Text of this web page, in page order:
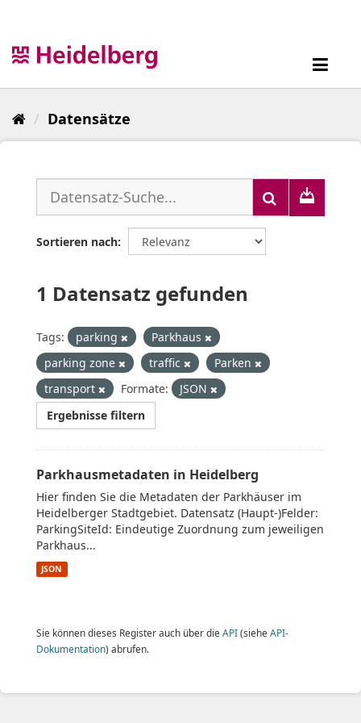
Datensätze
Sortieren nach
1 Datensatz gefunden
Tags: parking
Parkhaus
parking zone
traffic
Parken
transport
Formate:
JSON
Ergebnisse filtern
Parkhausmetadaten in Heidelberg
Hier finden Sie die Metadaten der Parkhäuser im
Heidelberger Stadtgebiet. Datensatz (Haupt-)Felder:
ParkingSiteId: Eindeutige Zuordnung zum jeweiligen
Parkhaus...
JSON
Sie können dieses Register auch über die API(siehe API-
Dokumentation) abrufen.